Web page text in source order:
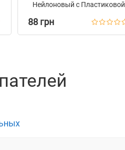
Нейлоновый с Пластиковой
88 грн